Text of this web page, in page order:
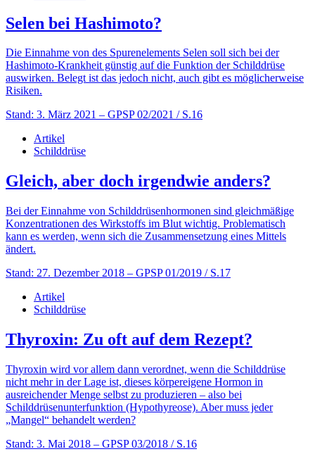
Selen bei Hashimoto?
Die Einnahme von des Spurenelements Selen soll sich bei der
Hashimoto-Krankheit günstig auf die Funktion der Schilddrüse
auswirken. Belegt ist das jedoch nicht, auch gibt es möglicherweise
Risiken.
Stand: 3. März 2021 – GPSP 02/2021 / S.16
Artikel
Schilddrüse
Gleich, aber doch irgendwie anders?
Bei der Einnahme von Schilddrüsenhormonen sind gleichmäßige
Konzentrationen des Wirkstoffs im Blut wichtig. Problematisch
kann es werden, wenn sich die Zusammensetzung eines Mittels
ändert.
Stand: 27. Dezember 2018 – GPSP 01/2019 / S.17
Artikel
Schilddrüse
Thyroxin: Zu oft auf dem Rezept?
Thyroxin wird vor allem dann verordnet, wenn die Schilddrüse
nicht mehr in der Lage ist, dieses körpereigene Hormon in
ausreichender Menge selbst zu produzieren – also bei
Schilddrüsenunterfunktion (Hypothyreose). Aber muss jeder
„Mangel“ behandelt werden?
Stand: 3. Mai 2018 – GPSP 03/2018 / S.16